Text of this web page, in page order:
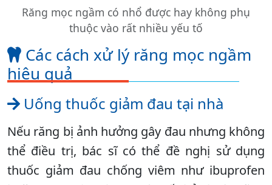
Răng mọc ngầm có nhổ được hay không phụ
thuộc vào rất nhiều yếu tố
Các cách xử lý răng mọc ngầm
hiệu quả
Uống thuốc giảm đau tại nhà
Nếu răng bị ảnh hưởng gây đau nhưng không
thể điều trị, bác sĩ có thể đề nghị sử dụng
thuốc giảm đau chống viêm như ibuprofen